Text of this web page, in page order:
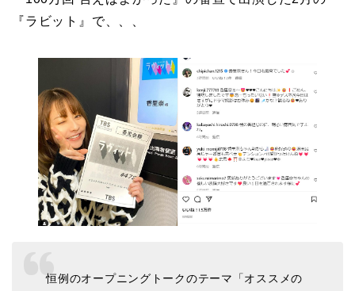
『ラビット』で、、、
恒例のオープニングトークのテーマ「オススメの